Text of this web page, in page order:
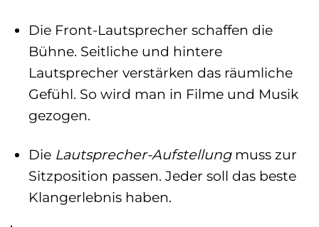
Die Front-Lautsprecher schaffen die
Bühne. Seitliche und hintere
Lautsprecher verstärken das räumliche
Gefühl. So wird man in Filme und Musik
gezogen.
Die Lautsprecher-Aufstellungmuss zur
Sitzposition passen. Jeder soll das beste
Klangerlebnis haben.